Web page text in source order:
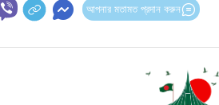
আপনার মতামত প্রদান করুন